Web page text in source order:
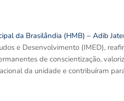
da Brasilândia (HMB) – Adib
e Desenvolvimento (IMED),
de conscientização,
da unidade e contribuíram